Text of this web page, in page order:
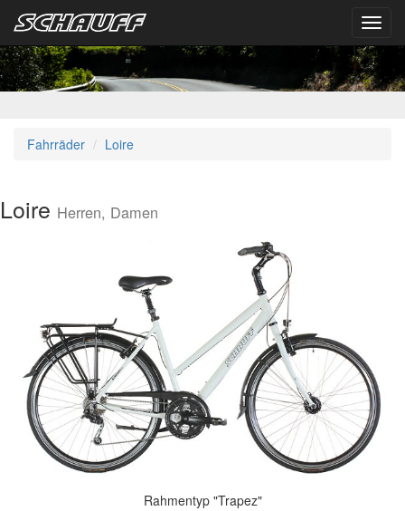
Fahrräder Loire
Loire Herren, Damen
Rahmentyp "Trapez"